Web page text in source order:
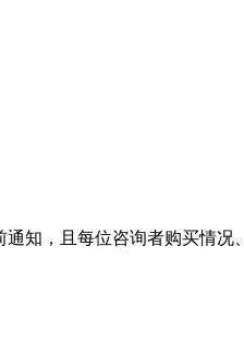
知，且每位咨询者购买情